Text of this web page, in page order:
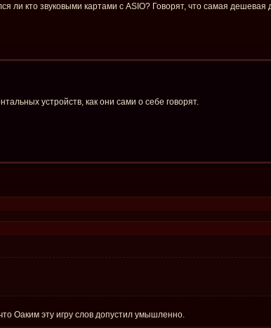
ли кто звуковыми картами с ASIO? Говорят, что самая дешевая
устройств, как они сами о себе говорят.
Оаким эту игру слов допустил умышленно.